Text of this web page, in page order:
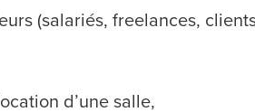
(salariés, freelances,
d’une salle,